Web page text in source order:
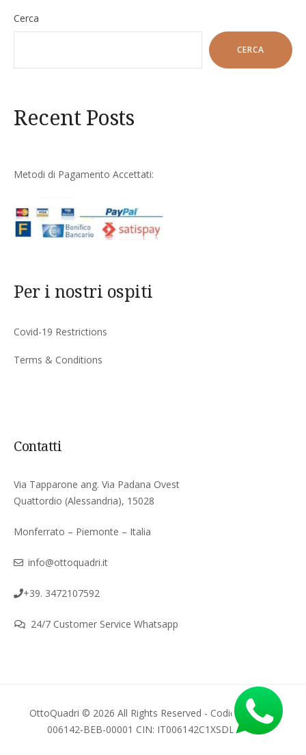
Cerca
CERCA
Recent Posts
Metodi di Pagamento Accettati:
Per i nostri ospiti
Covid-19 Restrictions
Terms & Conditions
Contatti
Via Tapparone ang. Via Padana Ovest
Quattordio (Alessandria), 15028
Monferrato – Piemonte – Italia
info@ottoquadri.it
+39. 3472107592
24/7 Customer Service Whatsapp
OttoQuadri © 2026 All Rights Reserved - Codice regione
006142-BEB-00001 CIN: IT006142C1XSDLGPWI